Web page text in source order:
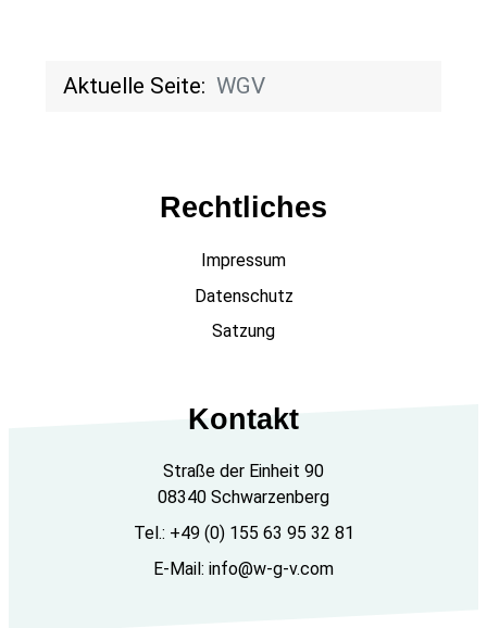
Aktuelle Seite: WGV
Rechtliches
Impressum
Datenschutz
Satzung
Kontakt
Straße der Einheit 90
08340 Schwarzenberg
Tel.: +49 (0) 155 63 95 32 81
E-Mail: info@w-g-v.com